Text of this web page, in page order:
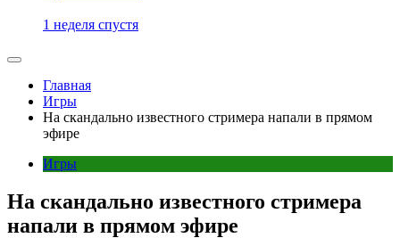
1 неделя спустя
Главная
Игры
На скандально известного стримера напали в прямом
эфире
Игры
На скандально известного стримера
напали в прямом эфире